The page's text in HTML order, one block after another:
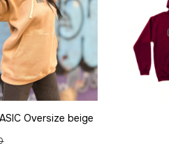
Oversize beige